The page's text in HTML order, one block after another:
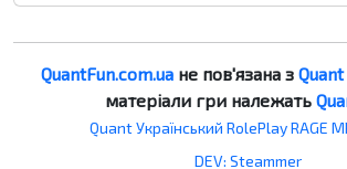
QuantFun.com.ua не пов'язана з Quant
матеріали гри належать
Quant Український RolePlay RAGE
DEV: Steammer